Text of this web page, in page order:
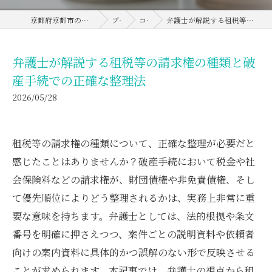
京都府京都市の弁護士なら中島宏樹法律事務所 ブログ コラム 弁護士が解説する租税等の請求権の種類と破産手続での正確な整理法
弁護士が解説する租税等の請求権の種類と破
産手続での正確な整理法
2026/05/28
租税等の請求権の種類について、正確な整理が必要だと
感じたことはありませんか？破産手続において税金や社
会保険料などの請求権が、財団債権や非免責債権、そし
て優先順位によりどう整理されるかは、実務上非常に重
要な意味を持ちます。弁護士としては、法的根拠や条文
番号を明確に押さえつつ、案件ごとの説明資料や依頼者
向けの案内資料に具体的かつ誤解のない形で反映させる